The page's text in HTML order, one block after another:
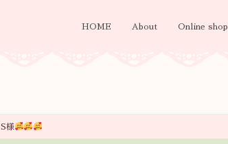
HOME About Online shop
S様